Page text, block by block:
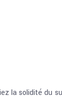
la solidité du